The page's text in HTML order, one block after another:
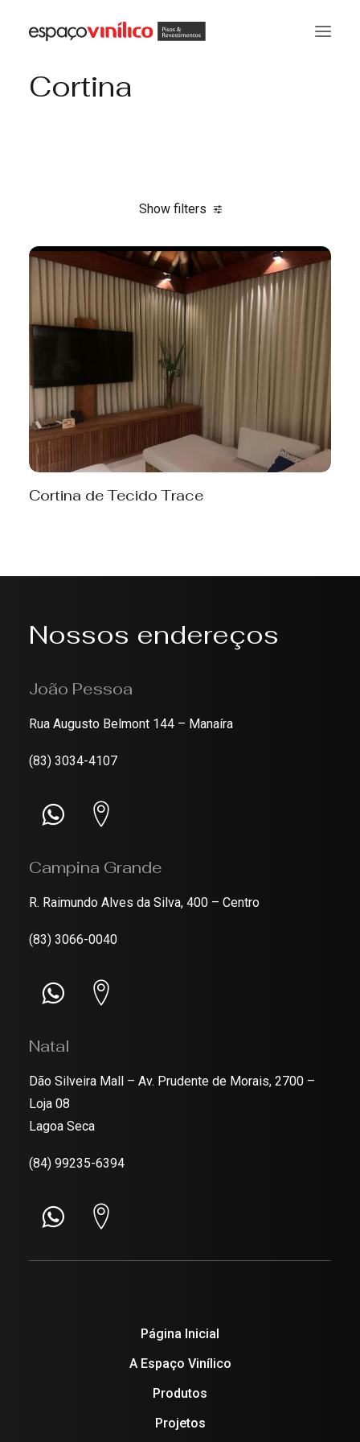
Cortina
Show filters
Cortina de Tecido Trace
Nossos endereços
João Pessoa
Rua Augusto Belmont 144 – Manaíra
(83) 3034-4107
Campina Grande
R. Raimundo Alves da Silva, 400 – Centro
(83) 3066-0040
Natal
Dão Silveira Mall – Av. Prudente de Morais, 2700 –
Loja 08
Lagoa Seca
(84) 99235-6394
Página Inicial
A Espaço Vinílico
Produtos
Projetos